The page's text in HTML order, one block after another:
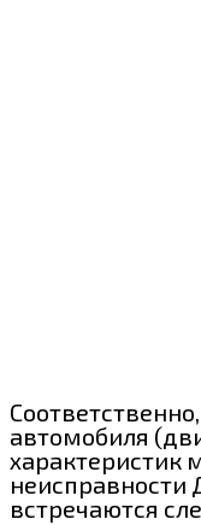
автомобиля
характеристик
встречаются